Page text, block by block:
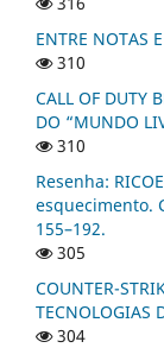
ENTRE NOTAS
310
CALL OF DUTY
DO “MUNDO
310
Resenha:
esquecimento.
155–192.
305
COUNTER-
TECNOLOGIAS
304